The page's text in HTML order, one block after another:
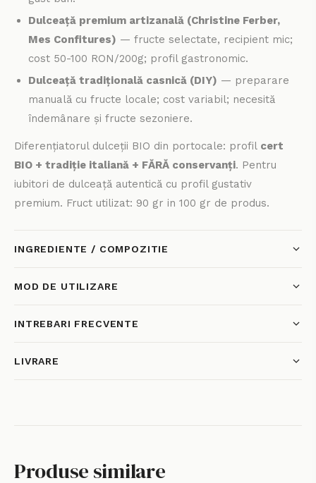
Dulceață premium artizanală (Christine Ferber,
Mes Confitures) — fructe selectate, recipient mic;
cost 50-100 RON/200g; profil gastronomic.
Dulceață tradițională casnică (DIY) — preparare
manuală cu fructe locale; cost variabil; necesită
îndemânare și fructe sezoniere.
Diferențiatorul dulceții BIO din portocale: profil cert
BIO + tradiție italiană + FĂRĂ conservanți. Pentru
iubitori de dulceață autentică cu profil gustativ
premium. Fruct utilizat: 90 gr in 100 gr de produs.
INGREDIENTE / COMPOZITIE
MOD DE UTILIZARE
INTREBARI FRECVENTE
LIVRARE
Produse similare